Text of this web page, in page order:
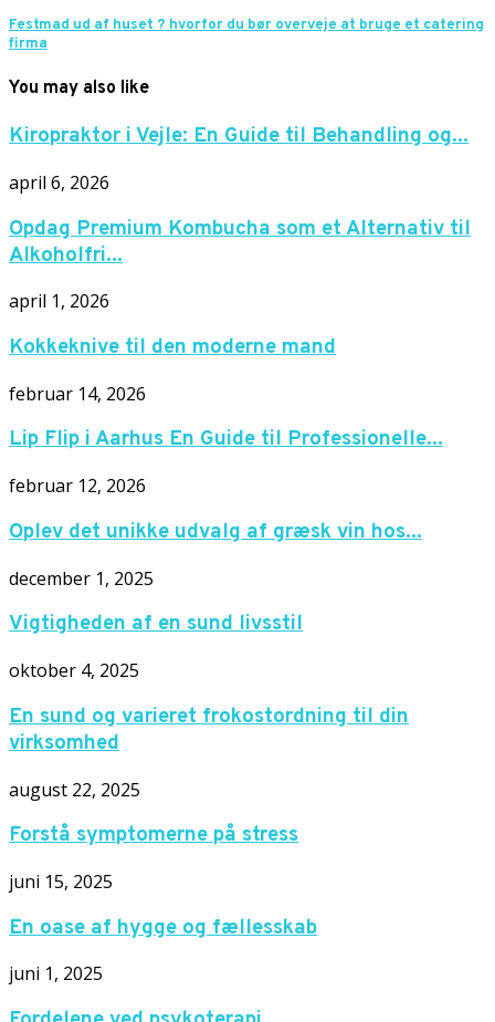
Festmad ud af huset ? hvorfor du bør overveje at bruge et catering
firma
You may also like
Kiropraktor i Vejle: En Guide til Behandling og...
april 6, 2026
Opdag Premium Kombucha som et Alternativ til
Alkoholfri...
april 1, 2026
Kokkeknive til den moderne mand
februar 14, 2026
Lip Flip i Aarhus En Guide til Professionelle...
februar 12, 2026
Oplev det unikke udvalg af græsk vin hos...
december 1, 2025
Vigtigheden af en sund livsstil
oktober 4, 2025
En sund og varieret frokostordning til din
virksomhed
august 22, 2025
Forstå symptomerne på stress
juni 15, 2025
En oase af hygge og fællesskab
juni 1, 2025